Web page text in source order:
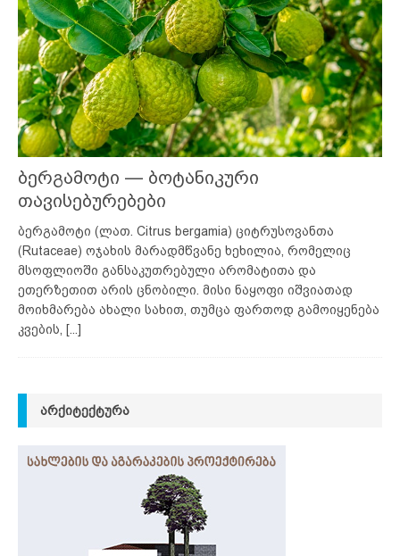
ბერგამოტი — ბოტანიკური
თავისებურებები
ბერგამოტი (ლათ. Citrus bergamia) ციტრუსოვანთა
(Rutaceae) ოჯახის მარადმწვანე ხეხილია, რომელიც
მსოფლიოში განსაკუთრებული არომატითა და
ეთერზეთით არის ცნობილი. მისი ნაყოფი იშვიათად
მოიხმარება ახალი სახით, თუმცა ფართოდ გამოიყენება
კვების,
[...]
ᲐᲠᲥᲘᲢᲔᲥᲢᲣᲠᲐ